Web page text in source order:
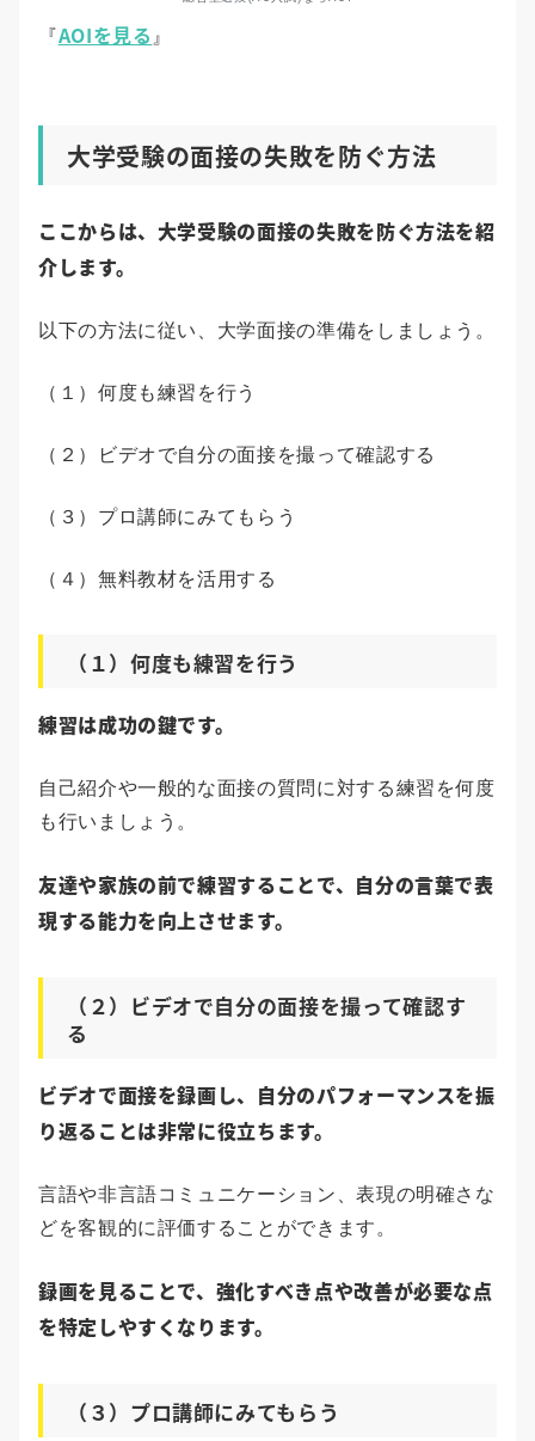
『AOIを見る 』
大学受験の面接の失敗を防ぐ方法
ここからは、大学受験の面接の失敗を防ぐ方法を紹
介します。
以下の方法に従い、大学面接の準備をしましょう。
（１）何度も練習を行う
（２）ビデオで自分の面接を撮って確認する
（３）プロ講師にみてもらう
（４）無料教材を活用する
（１）何度も練習を行う
練習は成功の鍵です。
自己紹介や一般的な面接の質問に対する練習を何度
も行いましょう。
友達や家族の前で練習することで、自分の言葉で表
現する能力を向上させます。
（２）ビデオで自分の面接を撮って確認す
る
ビデオで面接を録画し、自分のパフォーマンスを振
り返ることは非常に役立ちます。
言語や非言語コミュニケーション、表現の明確さな
どを客観的に評価することができます。
録画を見ることで、強化すべき点や改善が必要な点
を特定しやすくなります。
（３）プロ講師にみてもらう